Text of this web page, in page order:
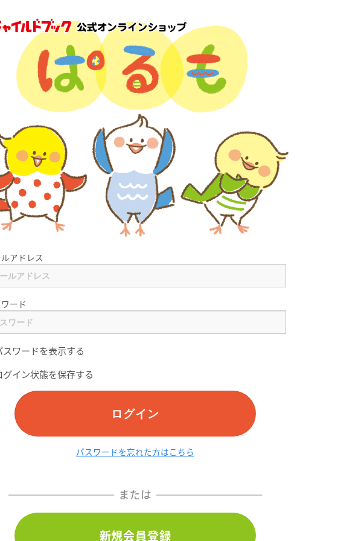
アドレス
ード
ワードを表示する
イン状態を保存する
ログイン
パスワードを忘れた方はこちら
または
新規会員登録